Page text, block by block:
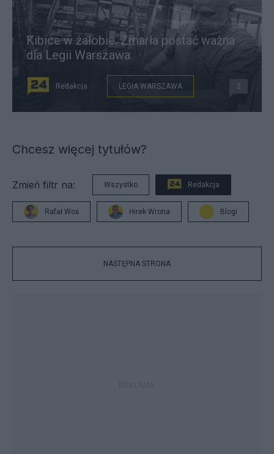
Kibice w żałobie. Zmarła postać ważna
dla Legii Warszawa
Redakcja LEGIA WARSZAWA 2
Chcesz więcej tytułów?
Zmień filtr na: Wszystko Redakcja
Rafał Woś Hirek Wrona Blogi
NASTĘPNA STRONA